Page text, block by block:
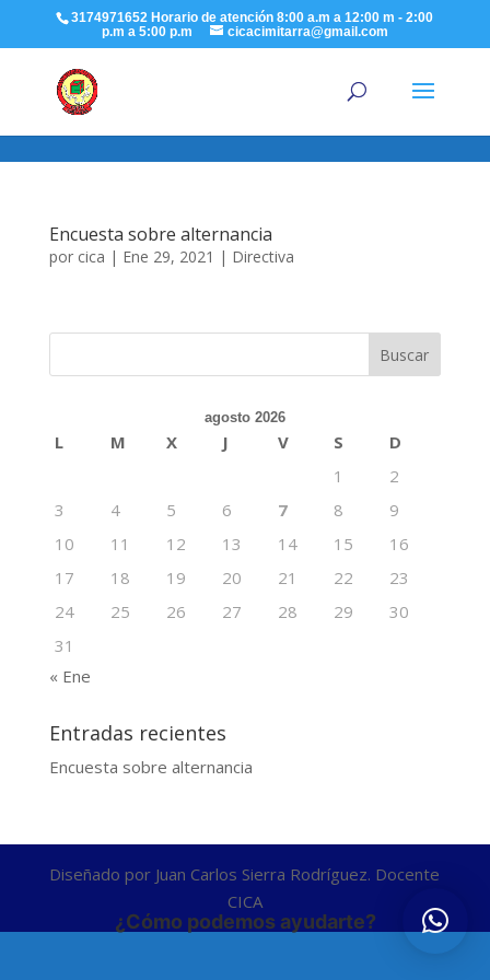
G-YKKET1Q7TX3174971652 Horario de atención 8:00 a.m a 12:00 m - 2:00
p.m a 5:00 p.m
cicacimitarra@gmail.com
Encuesta sobre alternancia
por cica | Ene 29, 2021 | Directiva
agosto 2026
L M X J V S
D
1
2
3
4 5 6 7 8
9
10
11 12 13 14 15
16
17
18 19 20 21 22
23
24
25 26 27 28 29
30
31
« Ene
Entradas recientes
Encuesta sobre alternancia
Diseñado por Juan Carlos Sierra Rodríguez. Docente
CICA
¿Cómo podemos ayudarte?